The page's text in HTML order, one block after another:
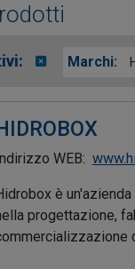
Marchi:
WEB:
è
progettazione,